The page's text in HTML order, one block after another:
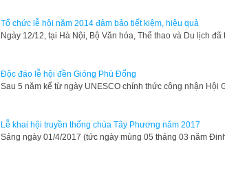
Tổ chức lễ hội năm 2014 đảm bảo tiết kiệm, hiệu quả
​Ngày 12/12, tại Hà Nội, Bộ Văn hóa, Thể thao và Du lịch
Độc đáo lễ hội đền Gióng Phù Đổng
​Sau 5 năm kể từ ngày UNESCO chính thức công nhận Hội
Lễ khai hội truyền thống chùa Tây Phương năm 2017
Sáng ngày 01/4/2017 (tức ngày mùng 05 tháng 03 năm